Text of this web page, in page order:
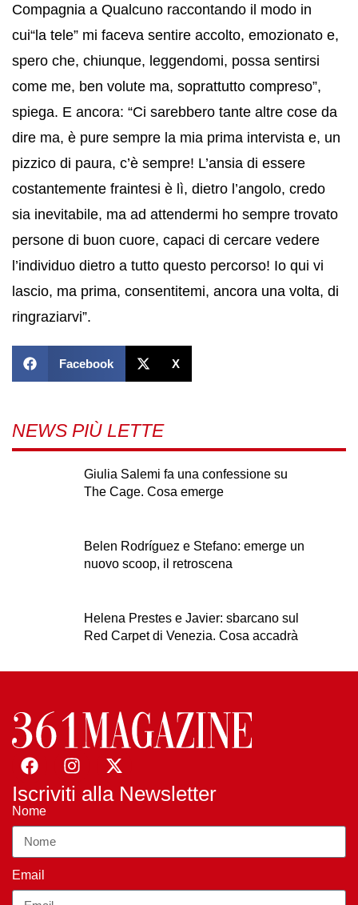
Compagnia a Qualcuno raccontando il modo in
cui“la tele” mi faceva sentire accolto, emozionato e,
spero che, chiunque, leggendomi, possa sentirsi
come me, ben volute ma, soprattutto compreso”,
spiega. E ancora: “Ci sarebbero tante altre cose da
dire ma, è pure sempre la mia prima intervista e, un
pizzico di paura, c’è sempre! L’ansia di essere
costantemente fraintesi è lì, dietro l’angolo, credo
sia inevitabile, ma ad attendermi ho sempre trovato
persone di buon cuore, capaci di cercare vedere
l’individuo dietro a tutto questo percorso! Io qui vi
lascio, ma prima, consentitemi, ancora una volta, di
ringraziarvi”.
Facebook X
NEWS PIÙ LETTE
Giulia Salemi fa una confessione su
The Cage. Cosa emerge
Belen Rodríguez e Stefano: emerge un
nuovo scoop, il retroscena
Helena Prestes e Javier: sbarcano sul
Red Carpet di Venezia. Cosa accadrà
Iscriviti alla Newsletter
Nome
Email